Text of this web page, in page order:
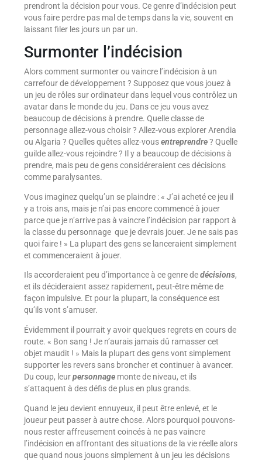
prendront la décision pour vous. Ce genre d’indécision peut
vous faire perdre pas mal de temps dans la vie, souvent en
laissant filer les jours un par un.
Surmonter l’indécision
Alors comment surmonter ou vaincre l’indécision à un
carrefour de développement ? Supposez que vous jouez à
un jeu de rôles sur ordinateur dans lequel vous contrôlez un
avatar dans le monde du jeu. Dans ce jeu vous avez
beaucoup de décisions à prendre. Quelle classe de
personnage allez-vous choisir ? Allez-vous explorer Arendia
ou Algaria ? Quelles quêtes allez-vousentreprendre? Quelle
guilde allez-vous rejoindre ? Il y a beaucoup de décisions à
prendre, mais peu de gens considéreraient ces décisions
comme paralysantes.
Vous imaginez quelqu’un se plaindre : « J’ai acheté ce jeu il
y a trois ans, mais je n’ai pas encore commencé à jouer
parce que je n’arrive pas à vaincre l’indécision par rapport à
la classe du personnage que je devrais jouer. Je ne sais pas
quoi faire ! » La plupart des gens se lanceraient simplement
et commenceraient à jouer.
Ils accorderaient peu d’importance à ce genre dedécisions,
et ils décideraient assez rapidement, peut-être même de
façon impulsive. Et pour la plupart, la conséquence est
qu’ils vont s’amuser.
Évidemment il pourrait y avoir quelques regrets en cours de
route. « Bon sang ! Je n’aurais jamais dû ramasser cet
objet maudit ! » Mais la plupart des gens vont simplement
supporter les revers sans broncher et continuer à avancer.
Du coup, leurpersonnagemonte de niveau, et ils
s’attaquent à des défis de plus en plus grands.
Quand le jeu devient ennuyeux, il peut être enlevé, et le
joueur peut passer à autre chose. Alors pourquoi pouvons-
nous rester affreusement coincés à ne pas vaincre
l’indécision en affrontant des situations de la vie réelle alors
que quand nous jouons simplement à un jeu les décisions